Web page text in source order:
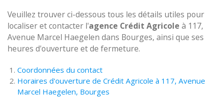
Veuillez trouver ci-dessous tous les détails utiles pour
localiser et contacter l'agence Crédit Agricole à 117,
Avenue Marcel Haegelen dans Bourges, ainsi que ses
heures d'ouverture et de fermeture.
Coordonnées du contact
Horaires d'ouverture de Crédit Agricole à 117, Avenue
Marcel Haegelen, Bourges